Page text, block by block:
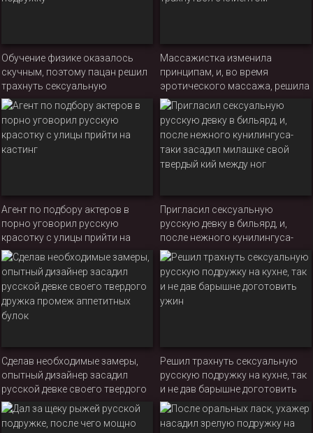
Обучение физике оказалось
скучным, поэтому пацан решил
трахнуть сексуальную
подружку
Массажистка изменила
принципам, и, во время
эротического массажа, решила
трахнуться с клиентом
Агент по подбору актеров в
порно уговорил русскую
красотку с улицы прийти на
кастинг
Пригласил сексуальную
русскую девку в бильярд, и,
после нежного кунилингуса-
таки засадил милашке свой
твердый кий между ног
Сделав необходимые замеры,
опытный дизайнер засадил
русской девке своего твердого
дружка промеж аппетитных
булок
Решил трахнуть сексуальную
русскую подружку на кухне, так
и не дав барышне доготовить
ужин